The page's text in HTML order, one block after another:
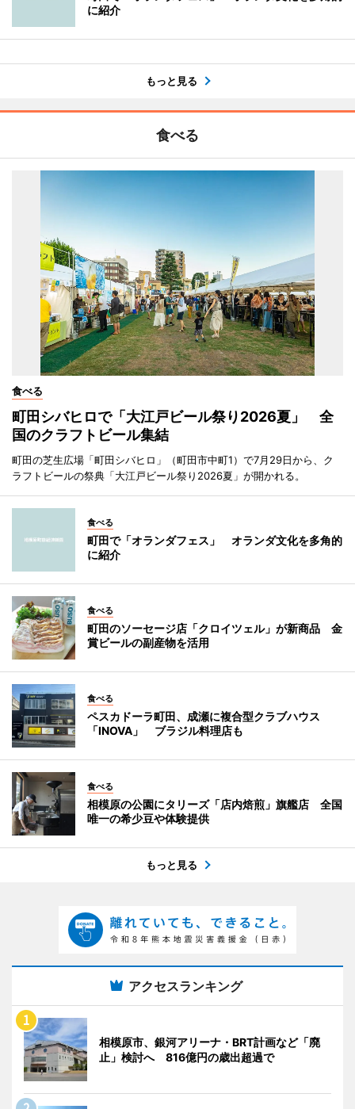
に紹介
もっと見る
食べる
食べる
町田シバヒロで「大江戸ビール祭り2026夏」 全
国のクラフトビール集結
町田の芝生広場「町田シバヒロ」（町田市中町1）で7月29日から、ク
ラフトビールの祭典「大江戸ビール祭り2026夏」が開かれる。
食べる
町田で「オランダフェス」 オランダ文化を多角的
に紹介
食べる
町田のソーセージ店「クロイツェル」が新商品 金
賞ビールの副産物を活用
食べる
ペスカドーラ町田、成瀬に複合型クラブハウス
「INOVA」 ブラジル料理店も
食べる
相模原の公園にタリーズ「店内焙煎」旗艦店 全国
唯一の希少豆や体験提供
もっと見る
アクセスランキング
相模原市、銀河アリーナ・BRT計画など「廃
止」検討へ 816億円の歳出超過で